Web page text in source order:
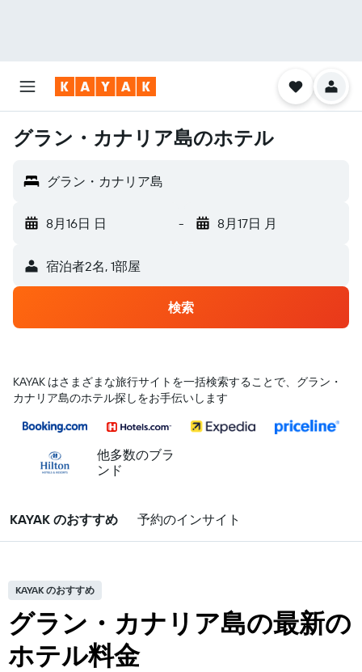
グラン・カナリア島のホテル
グラン・カナリア島
8月16日 日 - 8月17日 月
宿泊者2名, 1​部屋
検索
KAYAK はさまざまな旅行サイトを一括検索することで、グラン・
カナリア島のホテル探しをお手伝いします
他多数のブラ
ンド
KAYAK のおすすめ 予約のインサイト
KAYAK のおすすめ
グラン・カナリア島の最新の
ホテル料金